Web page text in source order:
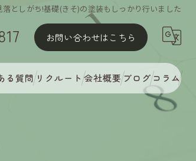
落としがち!基礎(きそ)の塗装もしっかり行いました
お問い合わせはこちら
る質問リクルート 会社概要ブログコラム